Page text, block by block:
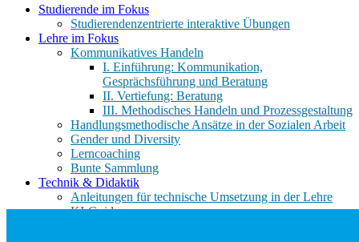
Close
Studierende im Fokus
Studierendenzentrierte interaktive Übungen
Lehre im Fokus
Kommunikatives Handeln
I. Einführung: Kommunikation,
Gesprächsführung und Beratung
II. Vertiefung: Beratung
III. Methodisches Handeln und Prozessgestaltung
Handlungsmethodische Ansätze in der Sozialen Arbeit
Gender und Diversity
Lerncoaching
Bunte Sammlung
Technik & Didaktik
Anleitungen für technische Umsetzung in der Lehre
KI-Guide